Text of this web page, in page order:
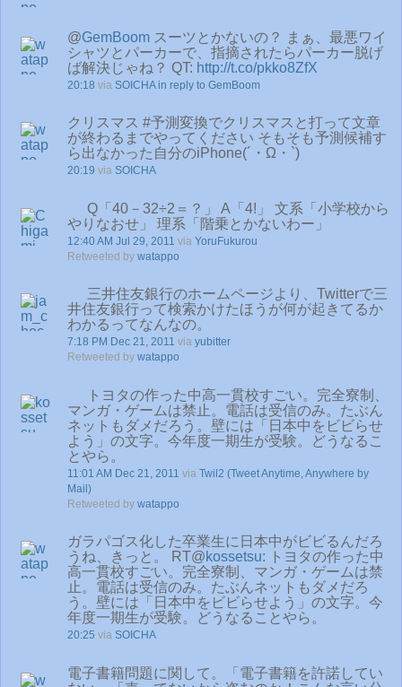
@GemBoom スーツとかないの？ まぁ、最悪ワイ
シャツとパーカーで、指摘されたらパーカー脱げ
ば解決じゃね？ QT: http://t.co/pkko8ZfX
20:18 via SOICHA in reply to GemBoom
クリスマス #予測変換でクリスマスと打って文章
が終わるまでやってください そもそも予測候補す
ら出なかった自分のiPhone(´・Ω・`)
20:19 via SOICHA
Q「40－32÷2＝？」 A「4!」 文系「小学校から
やりなおせ」 理系「階乗とかないわー」
12:40 AM Jul 29, 2011 via YoruFukurou
Retweeted by watappo
三井住友銀行のホームページより、Twitterで三
井住友銀行って検索かけたほうが何が起きてるか
わかるってなんなの。
7:18 PM Dec 21, 2011 via yubitter
Retweeted by watappo
トヨタの作った中高一貫校すごい。完全寮制、
マンガ・ゲームは禁止。電話は受信のみ。たぶん
ネットもダメだろう。壁には「日本中をビビらせ
よう」の文字。今年度一期生が受験。どうなるこ
とやら。
11:01 AM Dec 21, 2011 via Twil2 (Tweet Anytime, Anywhere by
Mail)
Retweeted by watappo
ガラパゴス化した卒業生に日本中がビビるんだろ
うね、きっと。 RT@kossetsu: トヨタの作った中
高一貫校すごい。完全寮制、マンガ・ゲームは禁
止。電話は受信のみ。たぶんネットもダメだろ
う。壁には「日本中をビビらせよう」の文字。今
年度一期生が受験。どうなることやら。
20:25 via SOICHA
電子書籍問題に関して。「電子書籍を許諾してい